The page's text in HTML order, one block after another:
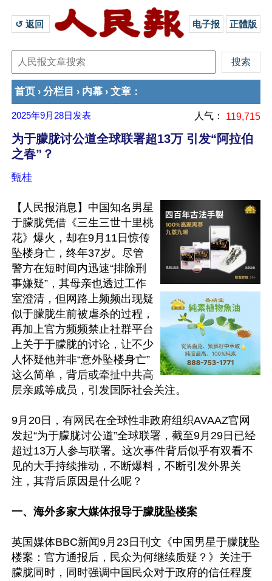
↺ 返回 电子报 正體版
首页 › 分栏目 › 内幕 › 文章 ：
2025年9月28日 发表 人气： 119,715
为于朦胧讨公道全球联署超13万 引发“阿拉伯
之春”？
甄桂
【人民报消息】中国知名男星
于朦胧凭借《三生三世十里桃
花》爆火，却在9月11日惊传
坠楼身亡，终年37岁。尽管
警方在短时间内迅速“排除刑
事嫌疑”，其母亲也透过工作
室澄清，但网路上频频出现疑
似于朦胧生前被虐杀的过程，
再加上官方频频禁止社群平台
上关于于朦胧的讨论，让不少
人怀疑他并非“意外坠楼身亡”
这么简单，背后或牵扯中共高
层亲戚等成员，引发国际社会关注。
9月20日，有网民在全球性非政府组织AVAAZ官网
发起“为于朦胧讨公道”全球联署，截至9月29日已经
超过13万人参与联署。这次事件背后似乎有双看不
见的大手持续推动，不断爆料，不断引发外界关
注，其背后原因是什么呢？
一、海外多家大媒体报导于朦胧坠楼案
英国媒体BBC新闻9月23日刊文《中国男星于朦胧坠
楼案：官方通报后，民众为何继续质疑？》关注于
朦胧同时，同时强调中国民众对于政府的信任程度